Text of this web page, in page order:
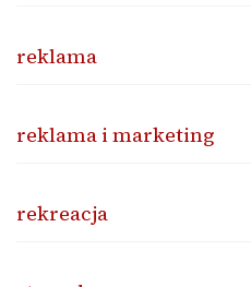
reklama
reklama i marketing
rekreacja